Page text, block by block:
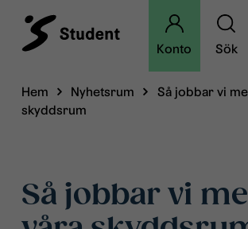
Konto Sök
Hem Nyhetsrum
Så jobbar vi
skyddsrum
Så jobbar vi